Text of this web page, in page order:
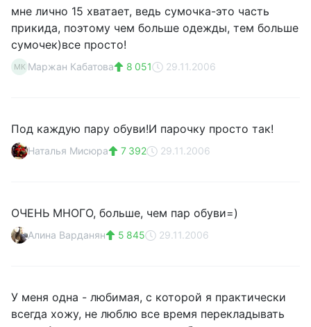
мне лично 15 хватает, ведь сумочка-это часть
прикида, поэтому чем больше одежды, тем больше
сумочек)все просто!
МК Маржан Кабатова 8 051 29.11.2006
Под каждую пару обуви!И парочку просто так!
Наталья Мисюра 7 392 29.11.2006
ОЧЕНЬ МНОГО, больше, чем пар обуви=)
Алина Варданян 5 845 29.11.2006
У меня одна - любимая, с которой я практически
всегда хожу, не люблю все время перекладывать